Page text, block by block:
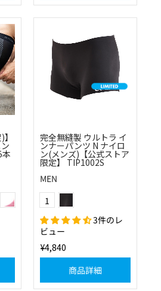
完全無縫製 ウルトラ イ
ンナーパンツ N ナイロ
ン(メンズ)【公式ストア
限定】 TIP1002S
MEN
Color
1
3件のレ
ビュー
¥4,840
商品詳細